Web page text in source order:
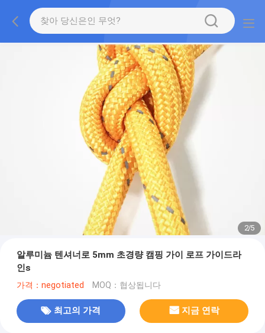
2/5
알루미늄 텐셔너로 5mm 초경량 캠핑 가이 로프 가이드라
인s
가격：negotiated MOQ：협상됩니다
최고의 가격 지금 연락